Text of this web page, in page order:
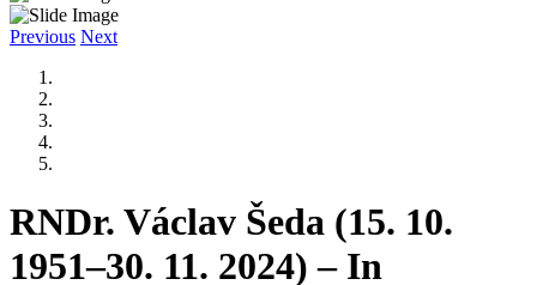
Previous Next
RNDr. Václav Šeda (15. 10.
1951–30. 11. 2024) – In